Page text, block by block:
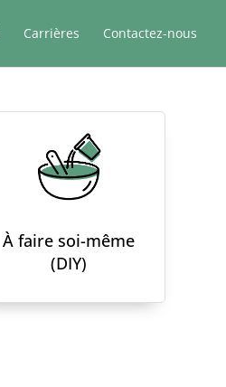
Carrières Contactez-nous
À faire soi-même
(DIY)